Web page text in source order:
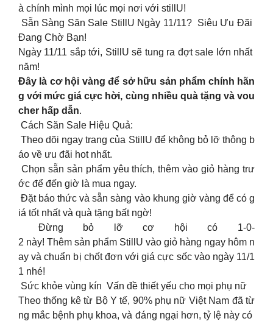
à chính mình mọi lúc mọi nơi với stillU!
Sẵn Sàng Săn Sale StillU Ngày 11/11? Siêu Ưu Đãi
Đang Chờ Bạn!
Ngày 11/11 sắp tới, StillU sẽ tung ra đợt sale lớn nhất
năm!
Đây là cơ hội vàng để sở hữu sản phẩm chính hãn
g với mức giá cực hời, cùng nhiều quà tặng và vou
cher hấp dẫn.
Cách Săn Sale Hiệu Quả:
Theo dõi ngay trang của StillU để không bỏ lỡ thông b
áo về ưu đãi hot nhất.
Chọn sẵn sản phẩm yêu thích, thêm vào giỏ hàng trư
ớc để đến giờ là mua ngay.
Đặt báo thức và sẵn sàng vào khung giờ vàng để có g
iá tốt nhất và quà tặng bất ngờ!
Đừng bỏ lỡ cơ hội có 1-0-
2 này! Thêm sản phẩm StillU vào giỏ hàng ngay hôm n
ay và chuẩn bị chốt đơn với giá cực sốc vào ngày 11/1
1 nhé!
Sức khỏe vùng kín Vấn đề thiết yếu cho mọi phụ nữ
Theo thống kê từ Bộ Y tế, 90% phụ nữ Việt Nam đã từ
ng mắc bệnh phụ khoa, và đáng ngại hơn, tỷ lệ này có